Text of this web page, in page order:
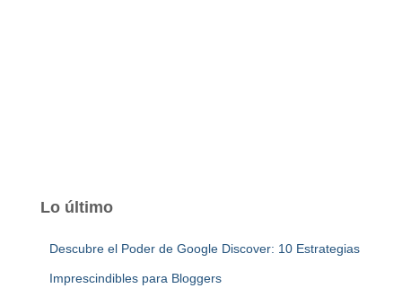
Lo último
Descubre el Poder de Google Discover: 10 Estrategias
Imprescindibles para Bloggers